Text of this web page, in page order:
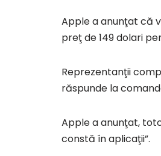
Apple a anunţat că
preţ de 149 dolari
Reprezentanţii
răspunde la
Apple a anunţat,
constă în aplicaţii”.